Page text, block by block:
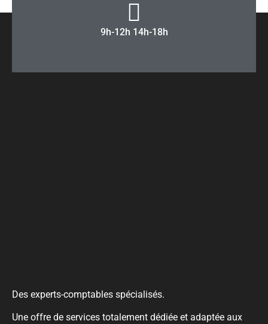
9h-12h 14h-18h
Des experts-comptables spécialisés.
Une offre de services totalement dédiée et adaptée aux